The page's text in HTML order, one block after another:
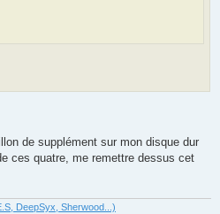
de supplément sur mon disque dur
ces quatre, me remettre dessus cet
DeepSyx, Sherwood...)